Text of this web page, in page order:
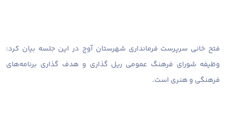
فتح خانی سرپرست فرمانداری شهرستان آوج در این جلسه بیان کرد:
وظیفه شورای فرهنگ عمومی ریل گذاری و هدف گذاری برنامه‌های
فرهنگی و هنری است.